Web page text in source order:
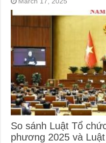
So sánh Luật Tổ
phương 2025 và